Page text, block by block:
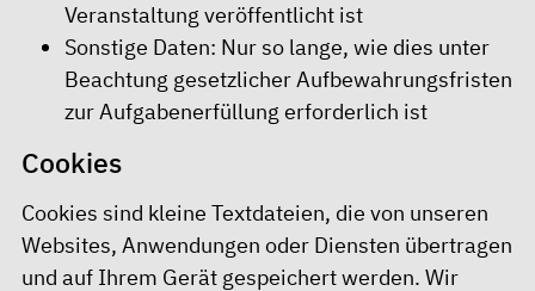
Veranstaltung veröffentlicht ist
Sonstige Daten: Nur so lange, wie dies unter
Beachtung gesetzlicher Aufbewahrungsfristen
zur Aufgabenerfüllung erforderlich ist
Cookies
Cookies sind kleine Textdateien, die von unseren
Websites, Anwendungen oder Diensten übertragen
und auf Ihrem Gerät gespeichert werden. Wir